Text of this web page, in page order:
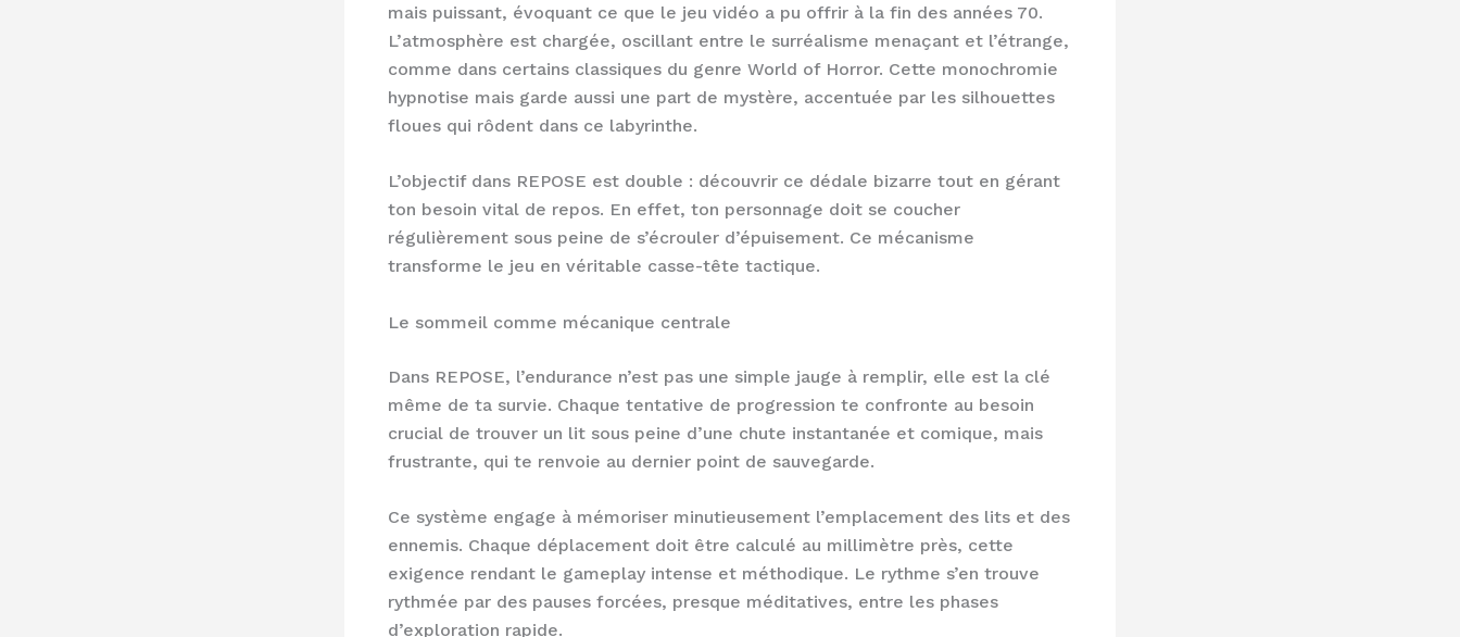
mais puissant, évoquant ce que le jeu vidéo a pu offrir à la fin des années 70.
L’atmosphère est chargée, oscillant entre le surréalisme menaçant et l’étrange,
comme dans certains classiques du genre World of Horror. Cette monochromie
hypnotise mais garde aussi une part de mystère, accentuée par les silhouettes
floues qui rôdent dans ce labyrinthe.
L’objectif dans REPOSE est double : découvrir ce dédale bizarre tout en gérant
ton besoin vital de repos. En effet, ton personnage doit se coucher
régulièrement sous peine de s’écrouler d’épuisement. Ce mécanisme
transforme le jeu en véritable casse-tête tactique.
Le sommeil comme mécanique centrale
Dans REPOSE, l’endurance n’est pas une simple jauge à remplir, elle est la clé
même de ta survie. Chaque tentative de progression te confronte au besoin
crucial de trouver un lit sous peine d’une chute instantanée et comique, mais
frustrante, qui te renvoie au dernier point de sauvegarde.
Ce système engage à mémoriser minutieusement l’emplacement des lits et des
ennemis. Chaque déplacement doit être calculé au millimètre près, cette
exigence rendant le gameplay intense et méthodique. Le rythme s’en trouve
rythmée par des pauses forcées, presque méditatives, entre les phases
d’exploration rapide.